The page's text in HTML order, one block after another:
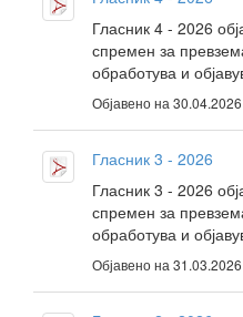
Гласник 4 - 2026
спремен за
обработува и
Објавено на 30.04.2026
Гласник 3 - 2026
Гласник 3 - 2026
спремен за
обработува и
Објавено на 31.03.2026